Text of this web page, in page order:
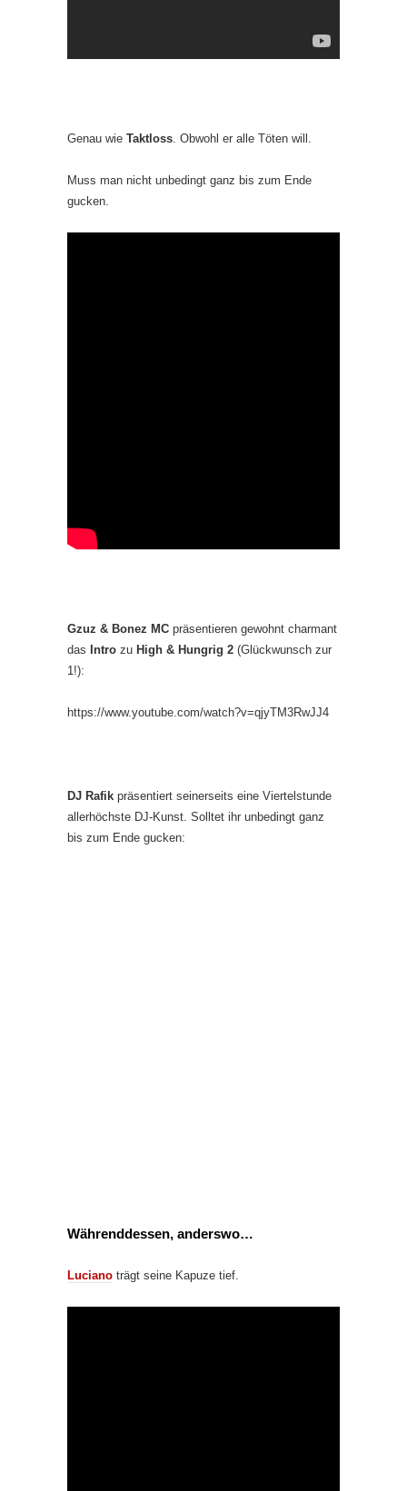
Genau wie Taktloss . Obwohl er alle Töten will.
Muss man nicht unbedingt ganz bis zum Ende
gucken.
Gzuz & Bonez MC präsentieren gewohnt charmant
das Intro zu High & Hungrig 2 (Glückwunsch zur
1!):
https://www.youtube.com/watch?v=qjyTM3RwJJ4
DJ Rafik präsentiert seinerseits eine Viertelstunde
allerhöchste DJ-Kunst. Solltet ihr unbedingt ganz
bis zum Ende gucken:
Währenddessen, anderswo…
Luciano trägt seine Kapuze tief.